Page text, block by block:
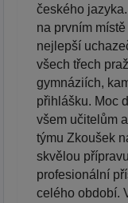
českého
na prvním
nejlepší
všech třech
gymnáziích,
přihlášku. Moc
všem učitelům
týmu Zkoušek
skvělou
profesionální
celého období.